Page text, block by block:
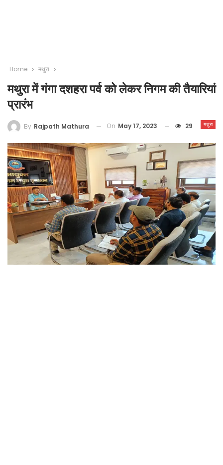
Home मथुरा
मथुरा में गंगा दशहरा पर्व को लेकर निगम की तैयारियां
प्रारंभ
मथुरा
By Rajpath Mathura On May 17, 2023 29